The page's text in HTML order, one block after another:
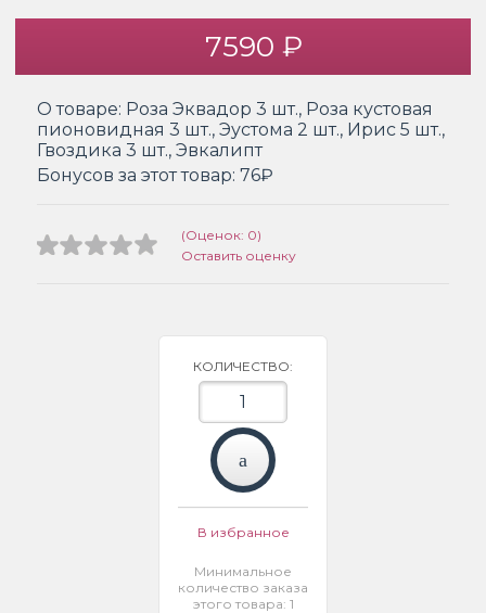
7590 ₽
О товаре: Роза Эквадор 3 шт., Роза кустовая
пионовидная 3 шт., Эустома 2 шт., Ирис 5 шт.,
Гвоздика 3 шт., Эвкалипт
Бонусов за этот товар: 76₽
(Оценок: 0)
Оставить оценку
КОЛИЧЕСТВО:
В избранное
Минимальное
количество заказа
этого товара: 1